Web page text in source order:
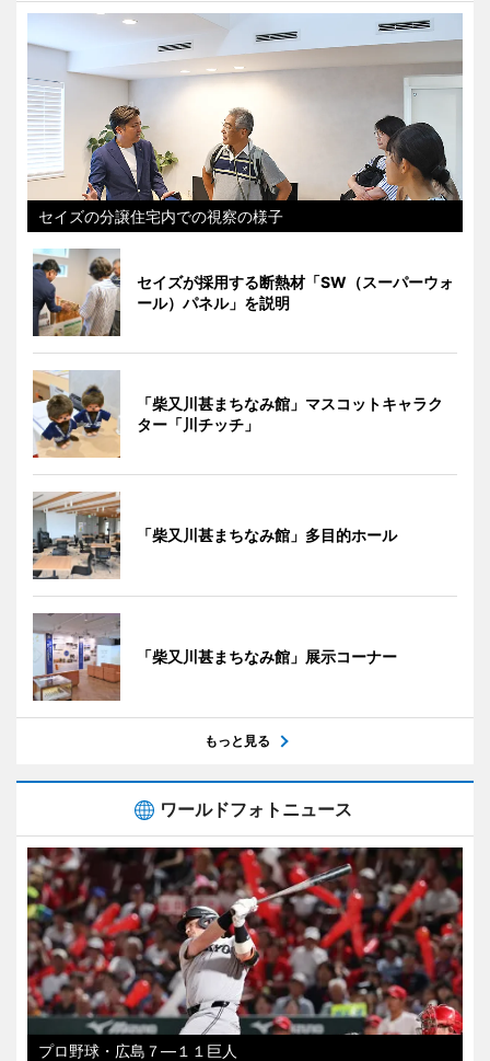
セイズの分譲住宅内での視察の様子
セイズが採用する断熱材「SW（スーパーウォ
ール）パネル」を説明
「柴又川甚まちなみ館」マスコットキャラク
ター「川チッチ」
「柴又川甚まちなみ館」多目的ホール
「柴又川甚まちなみ館」展示コーナー
もっと見る
ワールドフォトニュース
プロ野球・広島７―１１巨人